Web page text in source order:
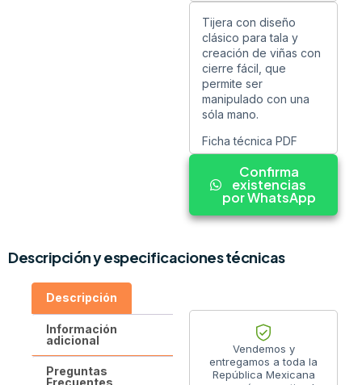
Tijera con diseño
clásico para tala y
creación de viñas con
cierre fácil, que
permite ser
manipulado con una
sóla mano.
Ficha técnica PDF
Confirma
existencias
por WhatsApp
Descripción y especificaciones técnicas
Descripción
Información
adicional
Preguntas
Frecuentes
Vendemos y
entregamos a toda la
República Mexicana